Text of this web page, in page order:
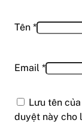
Tên *
Email *
Lưu tên
duyệt này cho